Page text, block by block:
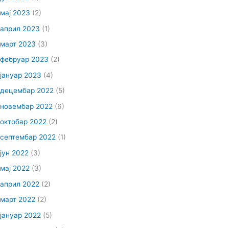
мај 2023 (2)
април 2023 (1)
март 2023 (3)
фебруар 2023 (2)
јануар 2023 (4)
децембар 2022 (5)
новембар 2022 (6)
октобар 2022 (2)
септембар 2022 (1)
јун 2022 (3)
мај 2022 (3)
април 2022 (2)
март 2022 (2)
јануар 2022 (5)